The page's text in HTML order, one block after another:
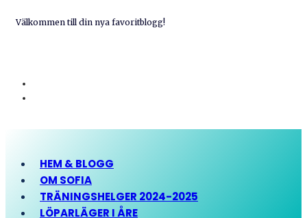
Välkommen till din nya favoritblogg!
HEM & BLOGG
OM SOFIA
TRÄNINGSHELGER 2024-2025
LÖPARLÄGER I ÅRE